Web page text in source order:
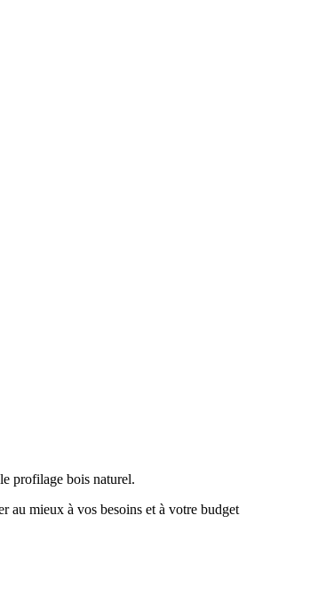
profilage bois naturel.
au mieux à vos besoins et à votre budget